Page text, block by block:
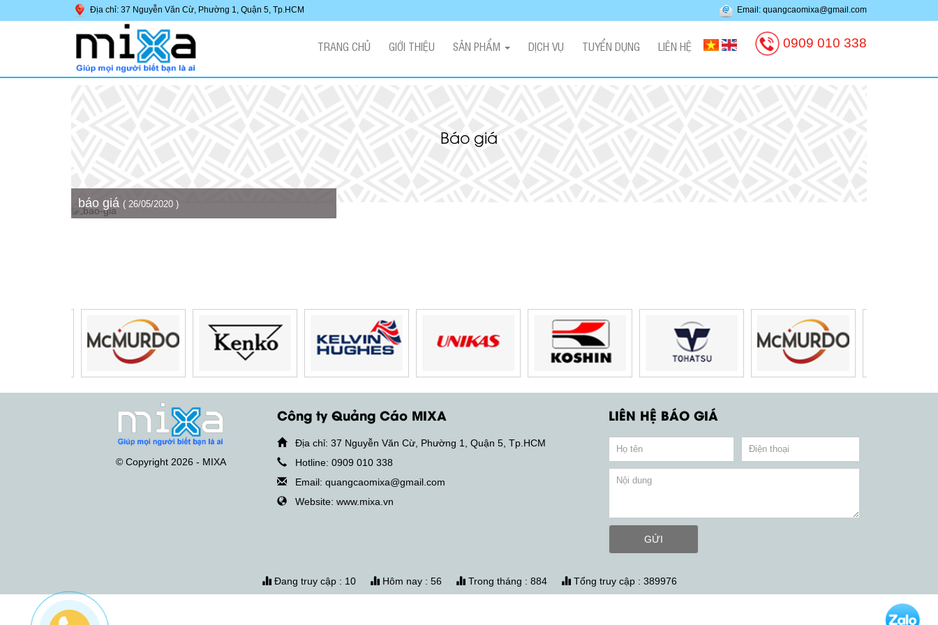
Địa chỉ: 37 Nguyễn Văn Cừ, Phường 1, Quận 5, Tp.HCM Email: quangcaomixa@gmail.com
TRANG CHỦ GIỚI THIỆU SẢN PHẨM DỊCH VỤ TUYỂN DỤNG LIÊN HỆ 0909 010 338
Báo giá
báo giá ( 26/05/2020 )
© Copyright 2026 - MIXA
Công ty Quảng Cáo MIXA
Địa chỉ: 37 Nguyễn Văn Cừ, Phường 1, Quận 5, Tp.HCM
Hotline: 0909 010 338
Email: quangcaomixa@gmail.com
Website: www.mixa.vn
LIÊN HỆ BÁO GIÁ
GỬI
Đang truy cập : 10 Hôm nay : 56 Trong tháng : 884 Tổng truy cập : 389976